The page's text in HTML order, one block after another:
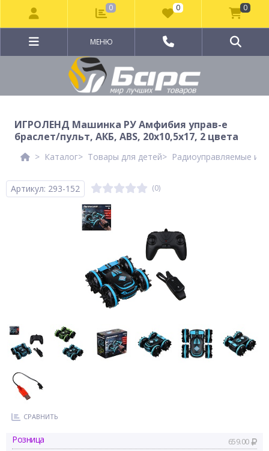
МЕНЮ
ИГРОЛЕНД Машинка РУ Амфибия управ-е
браслет/пульт, АКБ, ABS, 20х10,5х17, 2 цвета
Каталог Товары для детей Радиоуправляемые
Артикул: 293-152 (0)
СРАВНИТЬ
Розница 659.00
0 0 0